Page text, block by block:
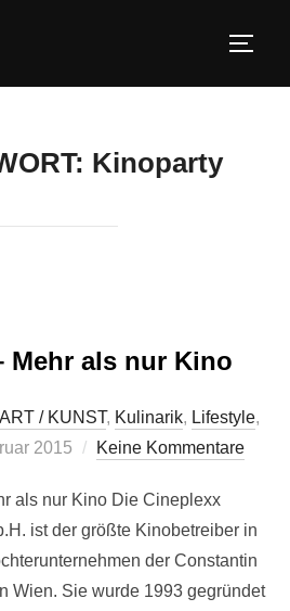
Kinoparty
Mehr als nur Kino
ART / KUNST, Kulinarik, Lifestyle,
2015 Keine Kommentare
als nur Kino Die Cineplexx
ist der größte Kinobetreiber in
der Constantin
Wien. Sie wurde 1993 gegründet